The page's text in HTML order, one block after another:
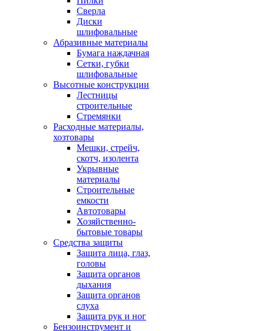
Сверла
Диски
шлифовальные
Абразивные материалы
Бумага наждачная
Сетки, губки
шлифовальные
Высотные конструкции
Лестницы
строительные
Стремянки
Расходные материалы,
хозтовары
Мешки, стрейч,
скотч, изолента
Укрывные
материалы
Строительные
емкости
Автотовары
Хозяйственно-
бытовые товары
Средства защиты
Защита лица, глаз,
головы
Защита органов
дыхания
Защита органов
слуха
Защита рук и ног
Бензоинструмент и